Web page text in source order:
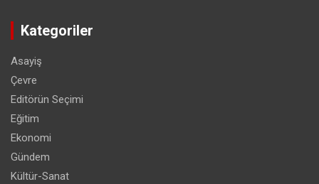
Kategoriler
Asayiş
Çevre
Editörün Seçimi
Eğitim
Ekonomi
Gündem
Kültür-Sanat